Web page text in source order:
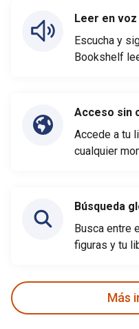
Leer en voz
Escucha y
Bookshelf
Acceso sin
Accede a tu
cualquier
Búsqueda
Busca entre
figuras y tu
Más